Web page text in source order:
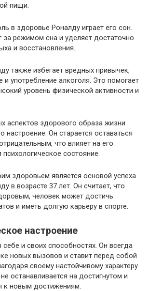
пищи.
в здоровье Роналду играет его сон.
за режимом сна и уделяет достаточно
и восстановления.
также избегает вредных привычек,
и употребление алкоголя. Это помогает
уровень физической активности и
аспектов здорового образа жизни
настроение. Он старается оставаться
что влияет на его
состояние.
здоровьем является основой успеха
в возрасте 37 лет. Он считает, что
человек может достичь
и иметь долгую карьеру в спорте.
настроение
себе и своих способностях. Он всегда
новых вызовов и ставит перед собой
своему настойчивому характеру
останавливается на достигнутом и
к новым достижениям.